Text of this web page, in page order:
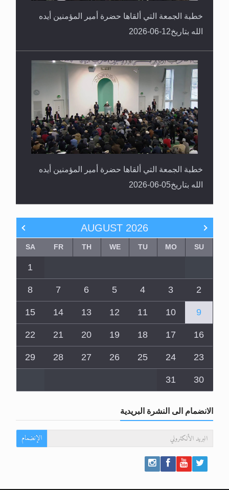
خطبة الجمعة التي ألقاها حضرة أمير المؤمنين أيده
الله بتاريخ12-06-2026
خطبة الجمعة التي ألقاها حضرة أمير المؤمنين أيده
الله بتاريخ05-06-2026
AUGUST 2026
SU
MO
TU
WE
TH
FR
SA
1
2
3
4
5
6
7
8
9
10
11
12
13
14
15
16
17
18
19
20
21
22
23
24
25
26
27
28
29
30
31
الانضمام الى النشرة البريدية
الإنضمام